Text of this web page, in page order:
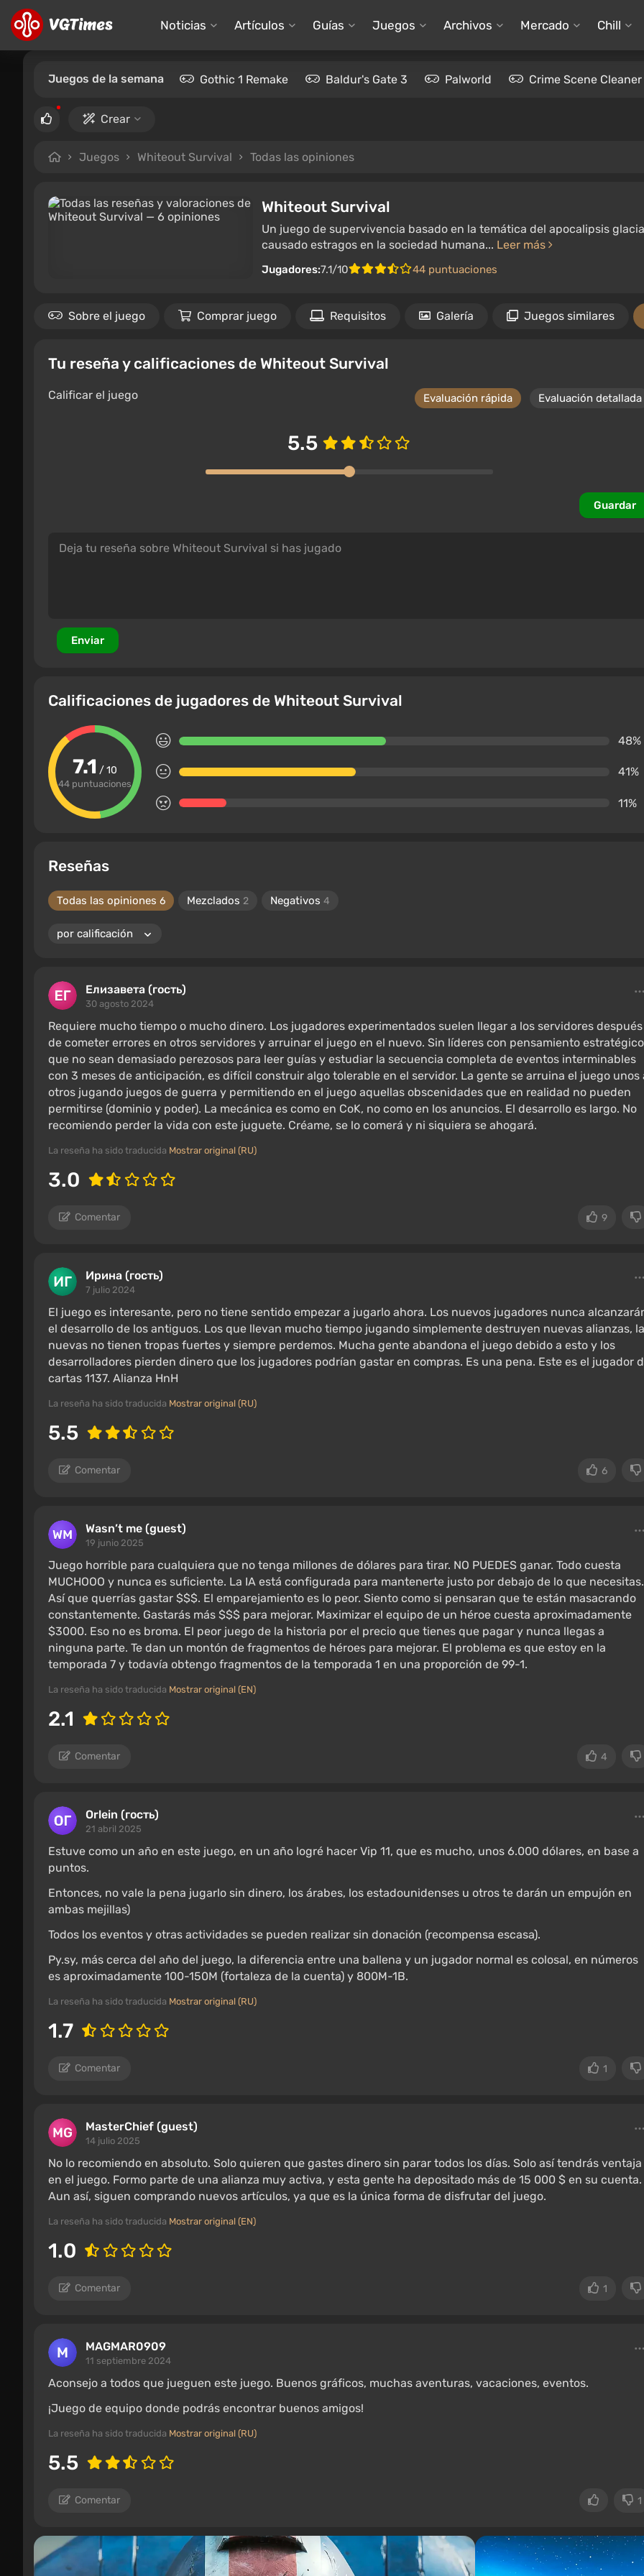
Noticias Artículos Guías Juegos Archivos Mercado Chill
Juegos de la semana Gothic 1 Remake Baldur's Gate 3 Palworld Crime Scene Cleaner
Crear
Juegos Whiteout Survival Todas las opiniones
Whiteout Survival
Un juego de supervivencia basado en la temática del apocalipsis
causado estragos en la sociedad humana... Leer más
Jugadores:7.1/10 44 puntuaciones
Sobre el juego Comprar juego Requisitos Galería Juegos similares
Tu reseña y calificaciones de Whiteout Survival
Calificar el juego Evaluación rápida Evaluación detallada
5.5
Guardar
Enviar
Calificaciones de jugadores de Whiteout Survival
7.1 / 10
44 puntuaciones
48%
41%
11%
Reseñas
Todas las opiniones 6 Mezclados 2 Negativos 4
Елизавета (гость)
30 agosto 2024
Requiere mucho tiempo o mucho dinero. Los jugadores experimentados suelen llegar a los servidores después
de cometer errores en otros servidores y arruinar el juego en el nuevo. Sin líderes con pensamiento
que no sean demasiado perezosos para leer guías y estudiar la secuencia completa de eventos interminables
con 3 meses de anticipación, es difícil construir algo tolerable en el servidor. La gente se arruina el juego unos
otros jugando juegos de guerra y permitiendo en el juego aquellas obscenidades que en realidad no pueden
permitirse (dominio y poder). La mecánica es como en CoK, no como en los anuncios. El desarrollo es largo. No
recomiendo perder la vida con este juguete. Créame, se lo comerá y ni siquiera se ahogará.
La reseña ha sido traducida Mostrar original (RU)
3.0
Comentar 9
Ирина (гость)
7 julio 2024
El juego es interesante, pero no tiene sentido empezar a jugarlo ahora. Los nuevos jugadores nunca
el desarrollo de los antiguos. Los que llevan mucho tiempo jugando simplemente destruyen nuevas alianzas,
nuevas no tienen tropas fuertes y siempre perdemos. Mucha gente abandona el juego debido a esto y los
desarrolladores pierden dinero que los jugadores podrían gastar en compras. Es una pena. Este es el jugador
cartas 1137. Alianza HnH
La reseña ha sido traducida Mostrar original (RU)
5.5
Comentar 6
Wasn’t me (guest)
19 junio 2025
Juego horrible para cualquiera que no tenga millones de dólares para tirar. NO PUEDES ganar. Todo cuesta
MUCHOOO y nunca es suficiente. La IA está configurada para mantenerte justo por debajo de lo que necesitas.
Así que querrías gastar $$$. El emparejamiento es lo peor. Siento como si pensaran que te están masacrando
constantemente. Gastarás más $$$ para mejorar. Maximizar el equipo de un héroe cuesta aproximadamente
$3000. Eso no es broma. El peor juego de la historia por el precio que tienes que pagar y nunca llegas a
ninguna parte. Te dan un montón de fragmentos de héroes para mejorar. El problema es que estoy en la
temporada 7 y todavía obtengo fragmentos de la temporada 1 en una proporción de 99-1.
La reseña ha sido traducida Mostrar original (EN)
2.1
Comentar 4
Orlein (гость)
21 abril 2025
Estuve como un año en este juego, en un año logré hacer Vip 11, que es mucho, unos 6.000 dólares, en base a
puntos.
Entonces, no vale la pena jugarlo sin dinero, los árabes, los estadounidenses u otros te darán un empujón en
ambas mejillas)
Todos los eventos y otras actividades se pueden realizar sin donación (recompensa escasa).
Py.sy, más cerca del año del juego, la diferencia entre una ballena y un jugador normal es colosal, en números
es aproximadamente 100-150M (fortaleza de la cuenta) y 800M-1B.
La reseña ha sido traducida Mostrar original (RU)
1.7
Comentar 1
MasterChief (guest)
14 julio 2025
No lo recomiendo en absoluto. Solo quieren que gastes dinero sin parar todos los días. Solo así tendrás ventaja
en el juego. Formo parte de una alianza muy activa, y esta gente ha depositado más de 15 000 $ en su cuenta.
Aun así, siguen comprando nuevos artículos, ya que es la única forma de disfrutar del juego.
La reseña ha sido traducida Mostrar original (EN)
1.0
Comentar 1
MAGMAR0909
11 septiembre 2024
Aconsejo a todos que jueguen este juego. Buenos gráficos, muchas aventuras, vacaciones, eventos.
¡Juego de equipo donde podrás encontrar buenos amigos!
La reseña ha sido traducida Mostrar original (RU)
5.5
Comentar 1